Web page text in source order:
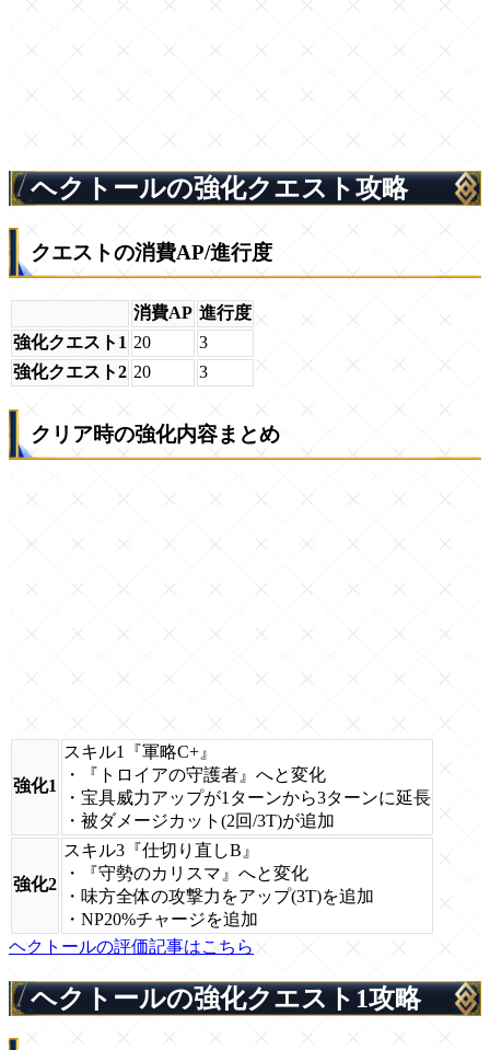
ヘクトールの強化クエスト攻略
クエストの消費AP/進行度
消費AP 進行度
強化クエスト1 20
3
強化クエスト2 20 3
クリア時の強化内容まとめ
強化1
スキル1『軍略C+』
・『トロイアの守護者』へと変化
・宝具威力アップが1ターンから3ターンに延長
・被ダメージカット(2回/3T)が追加
強化2
スキル3『仕切り直しB』
・『守勢のカリスマ』へと変化
・味方全体の攻撃力をアップ(3T)を追加
・NP20%チャージを追加
ヘクトールの評価記事はこちら
ヘクトールの強化クエスト1攻略